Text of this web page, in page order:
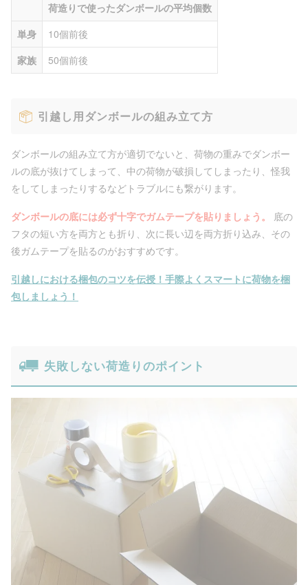
荷造りで使ったダンボールの平均個数
単身
10個前後
家族
50個前後
引越し用ダンボールの組み立て方
ダンボールの組み立て方が適切でないと、荷物の重みでダンボー
ルの底が抜けてしまって、中の荷物が破損してしまったり、怪我
をしてしまったりするなどトラブルにも繋がります。
ダンボールの底には必ず十字でガムテープを貼りましょう。
底の
フタの短い方を両方とも折り、次に長い辺を両方折り込み、その
後ガムテープを貼るのがおすすめです。
引越しにおける梱包のコツを伝授！手際よくスマートに荷物を梱
包しましょう！
失敗しない荷造りのポイント